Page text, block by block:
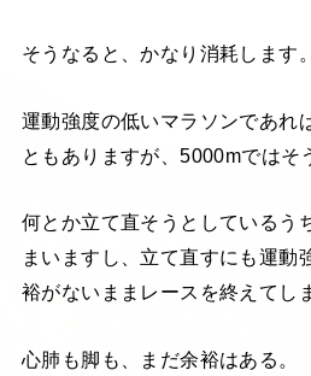
そうなると、かなり消耗します。
運動強度の低いマラソンであれ
ともありますが、5000mではそ
何とか立て直そうとしているう
まいますし、立て直すにも運動
裕がないままレースを終えてし
心肺も脚も、まだ余裕はある。